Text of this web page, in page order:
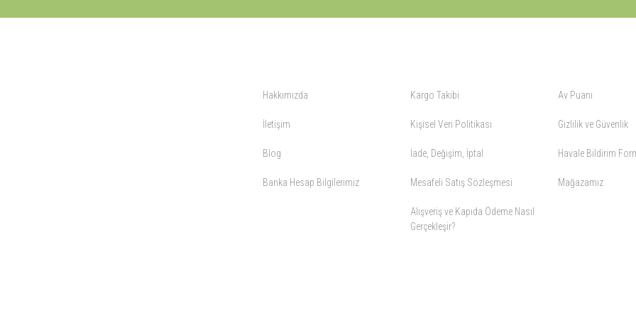
Hakkımızda
İletişim
Blog
Banka Hesap Bilgilerimiz
Kargo Takibi
Kişisel Veri Politikası
İade, Değişim, İptal
Mesafeli Satış Sözleşmesi
Alışveriş ve Kapıda Ödeme Nasıl
Gerçekleşir?
Av Puanı
Gizlilik ve Güvenlik
Havale Bildirim
Mağazamız